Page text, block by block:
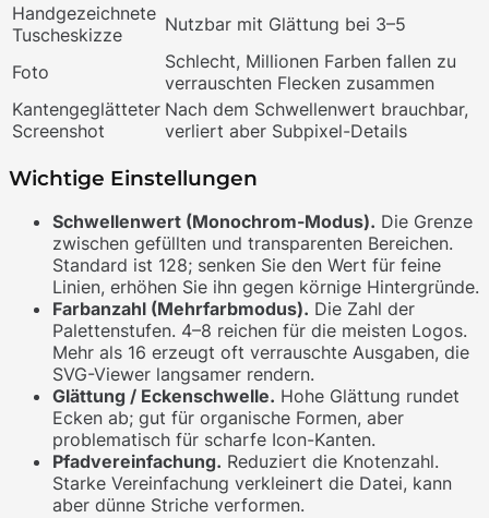
Handgezeichnete
Tuscheskizze
Nutzbar mit Glättung bei 3–5
Foto
Schlecht, Millionen Farben fallen zu
verrauschten Flecken zusammen
Kantengeglätteter
Screenshot
Nach dem Schwellenwert brauchbar,
verliert aber Subpixel-Details
Wichtige Einstellungen
Schwellenwert (Monochrom-Modus). Die Grenze
zwischen gefüllten und transparenten Bereichen.
Standard ist 128; senken Sie den Wert für feine
Linien, erhöhen Sie ihn gegen körnige Hintergründe.
Farbanzahl (Mehrfarbmodus). Die Zahl der
Palettenstufen. 4–8 reichen für die meisten Logos.
Mehr als 16 erzeugt oft verrauschte Ausgaben, die
SVG-Viewer langsamer rendern.
Glättung / Eckenschwelle. Hohe Glättung rundet
Ecken ab; gut für organische Formen, aber
problematisch für scharfe Icon-Kanten.
Pfadvereinfachung. Reduziert die Knotenzahl.
Starke Vereinfachung verkleinert die Datei, kann
aber dünne Striche verformen.